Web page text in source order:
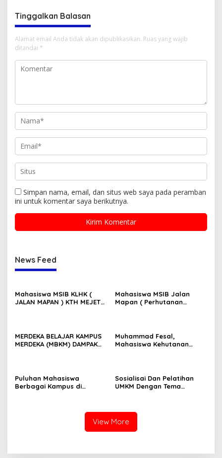
Tinggalkan Balasan
Alamat email Anda tidak akan dipublikasikan. Ruas yang wajib
ditandai *
Simpan nama, email, dan situs web saya pada peramban
ini untuk komentar saya berikutnya.
News Feed
Mahasiswa MSIB KLHK (
JALAN MAPAN ) KTH MEJET
KAKONG,
Kec.Gangga,Kabupaten
Lombok Utara.
Mahasiswa MSIB Jalan
Mapan ( Perhutanan
Lombok Utara, Provinsi
Nusa Tenggara Barat.
MERDEKA BELAJAR KAMPUS
MERDEKA (MBKM) DAMPAK
Muhammad Fesal,
Mahasiswa Kehutanan
batch 6
Puluhan Mahasiswa
Berbagai Kampus di
Sosialisai Dan Pelatihan
UMKM Dengan Tema
Pendapatan Masyarakat
Desa Tampak Siring”
View More